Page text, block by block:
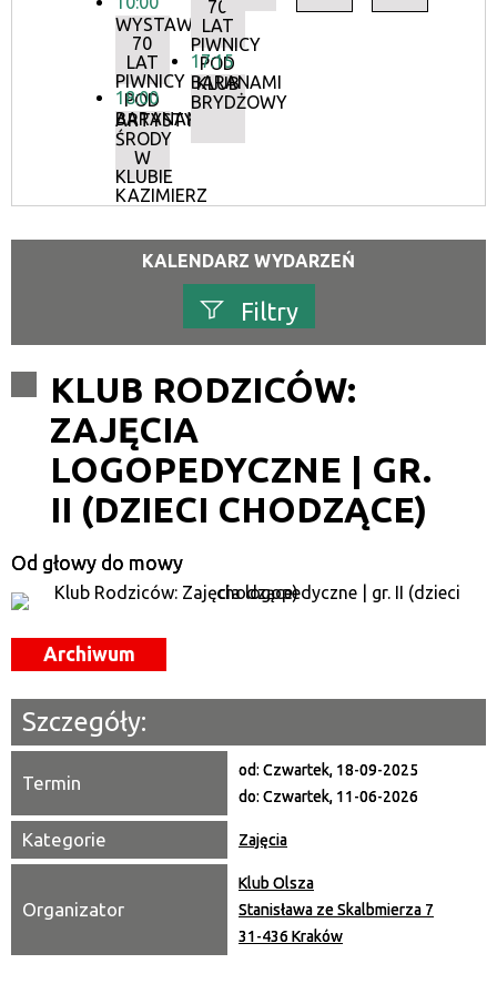
WYSTAWA:
70
LAT
PIWNICY
POD
BARANAMI
18:00
ARTYSTYCZNE
ŚRODY
W
KLUBIE
KAZIMIERZ
70
LAT
PIWNICY
POD
BARANAMI
17:15
KLUB
BRYDŻOWY
KALENDARZ WYDARZEŃ
Filtry
Kategoria
Trwające w zakresie
—
KLUB RODZICÓW:
ZAJĘCIA
LOGOPEDYCZNE | GR.
II (DZIECI CHODZĄCE)
Od głowy do mowy
Archiwum
Szczegóły:
Termin
od: Czwartek, 18-09-2025
do: Czwartek, 11-06-2026
Kategorie Zajęcia
Organizator
Klub Olsza
Stanisława ze Skalbmierza 7
31-436 Kraków